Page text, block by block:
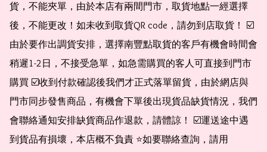
貨，不能夾單，由於本店有兩間門市，取貨地點一經選擇
後，不能更改！如未收到取貨QR code，請勿到店取貨！ ☑️
由於要作出調貨安排，選擇南豐點取貨的客戶有機會時間會
稍遲1-2日，不接受急單，如急需購買的客人可直接到門市
購買 ☑️收到付款確認後我們才正式落單留貨，由於網店與
門市同步發售商品，有機會下單後出現貨品缺貨情況，我們
會聯絡通知安排缺貨商品作退款，請體諒！ ☑️運送途中遇
到貨品有損壞，本店概不負責 ⭐️如要聯絡查詢，請用